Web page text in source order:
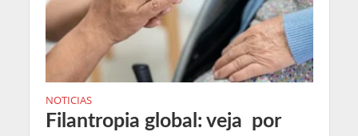
NOTICIAS
Filantropia global: veja por